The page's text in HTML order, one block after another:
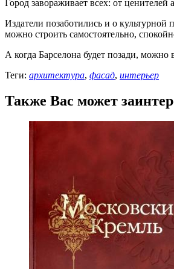
Город завораживает всех: от
Издатели позаботились и о
можно строить самостоятельно,
А когда Барселона будет позади, можно
Теги: архитектура, фасад, интерьер
Также Вас может